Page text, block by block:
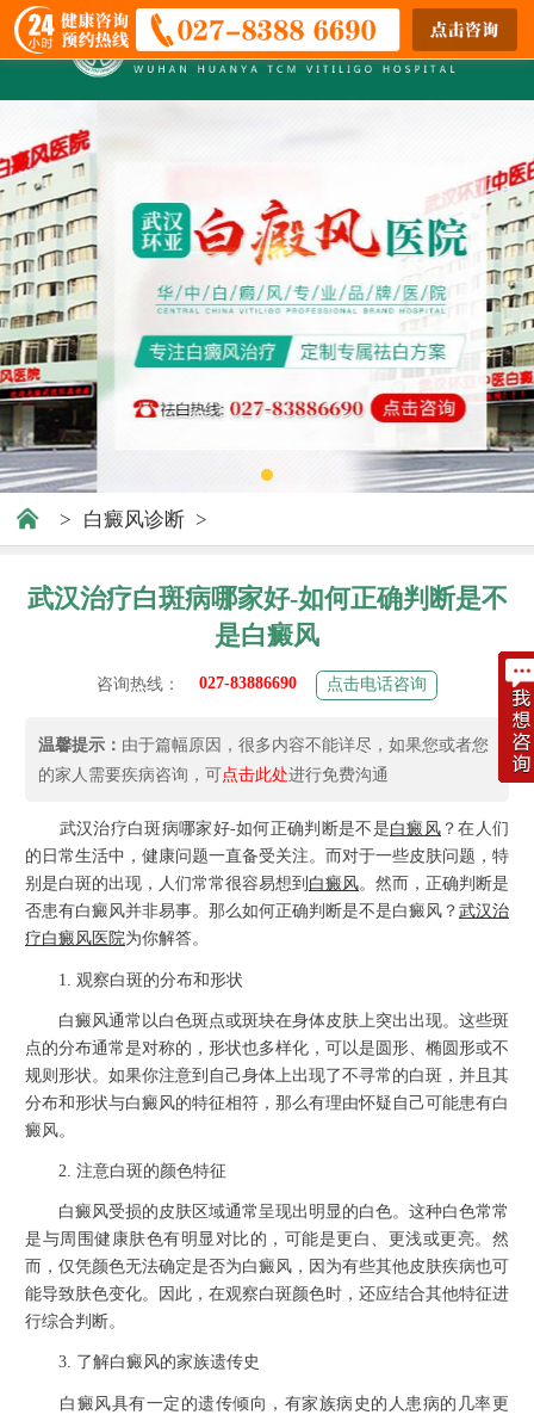
> 白癜风诊断 >
武汉治疗白斑病哪家好-如何正确判断是不
是白癜风
咨询热线： 027-83886690 点击电话咨询
温馨提示： 由于篇幅原因，很多内容不能详尽，如果您或者您
的家人需要疾病咨询，可点击此处进行免费沟通
武汉治疗白斑病哪家好-如何正确判断是不是白癜风 ？在人们
的日常生活中，健康问题一直备受关注。而对于一些皮肤问题，特
别是白斑的出现，人们常常很容易想到 白癜风。然而，正确判断是
否患有白癜风并非易事。那么如何正确判断是不是白癜风？ 武汉治
疗白癜风医院为你解答。
1. 观察白斑的分布和形状
白癜风通常以白色斑点或斑块在身体皮肤上突出出现。这些斑
点的分布通常是对称的，形状也多样化，可以是圆形、椭圆形或不
规则形状。如果你注意到自己身体上出现了不寻常的白斑，并且其
分布和形状与白癜风的特征相符，那么有理由怀疑自己可能患有白
癜风。
2. 注意白斑的颜色特征
白癜风受损的皮肤区域通常呈现出明显的白色。这种白色常常
是与周围健康肤色有明显对比的，可能是更白、更浅或更亮。然
而，仅凭颜色无法确定是否为白癜风，因为有些其他皮肤疾病也可
能导致肤色变化。因此，在观察白斑颜色时，还应结合其他特征进
行综合判断。
3. 了解白癜风的家族遗传史
白癜风具有一定的遗传倾向，有家族病史的人患病的几率更